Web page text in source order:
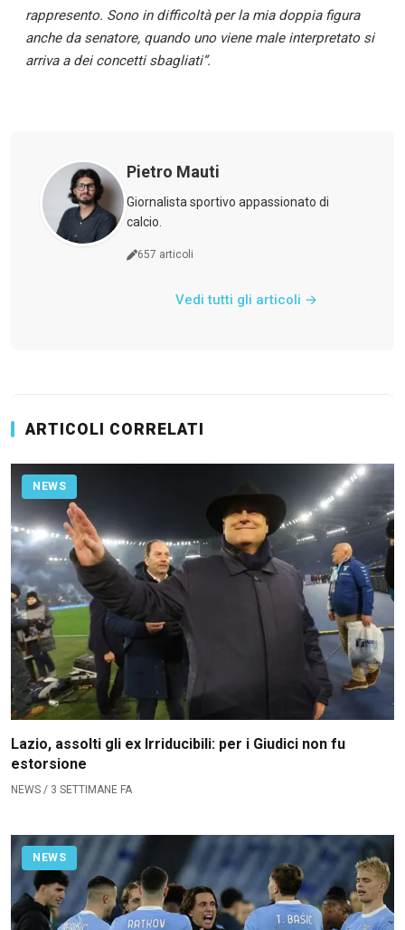
→
rappresento. Sono in difficoltà per la mia doppia figura
anche da senatore, quando uno viene male interpretato si
arriva a dei concetti sbagliati”.
Pietro Mauti
Giornalista sportivo appassionato di
calcio.
657 articoli
Vedi tutti gli articoli →
ARTICOLI CORRELATI
NEWS
Lazio, assolti gli ex Irriducibili: per i Giudici non fu
estorsione
NEWS / 3 SETTIMANE FA
NEWS